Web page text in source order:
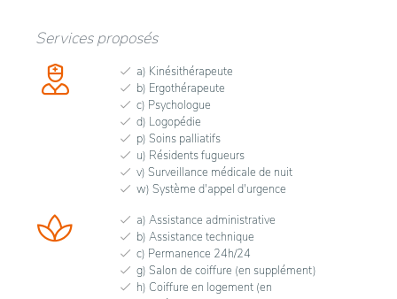
Services proposés
a) Kinésithérapeute
b) Ergothérapeute
c) Psychologue
d) Logopédie
p) Soins palliatifs
u) Résidents fugueurs
v) Surveillance médicale de nuit
w) Système d'appel d'urgence
a) Assistance administrative
b) Assistance technique
c) Permanence 24h/24
g) Salon de coiffure (en supplément)
h) Coiffure en logement (en